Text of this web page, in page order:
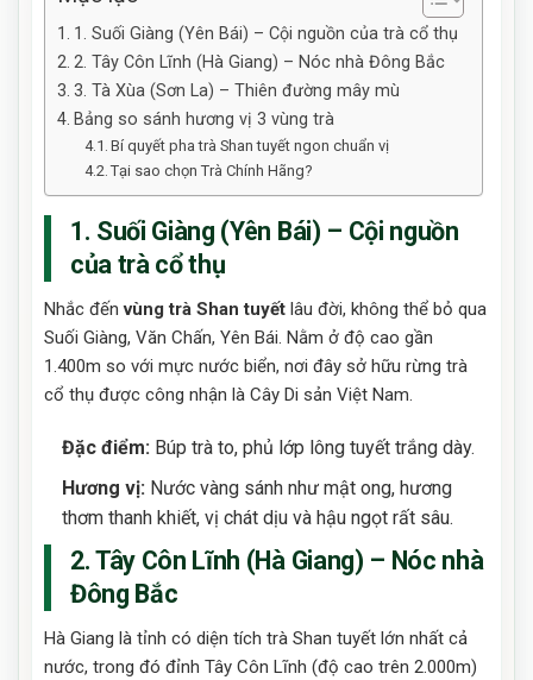
1. Suối Giàng (Yên Bái) – Cội nguồn của trà cổ thụ
2. Tây Côn Lĩnh (Hà Giang) – Nóc nhà Đông Bắc
3. Tà Xùa (Sơn La) – Thiên đường mây mù
Bảng so sánh hương vị 3 vùng trà
Bí quyết pha trà Shan tuyết ngon chuẩn vị
Tại sao chọn Trà Chính Hãng?
1. Suối Giàng (Yên Bái) – Cội nguồn
của trà cổ thụ
Nhắc đếnvùng trà Shan tuyết lâu đời, không thể bỏ qua
Suối Giàng, Văn Chấn, Yên Bái. Nằm ở độ cao gần
1.400m so với mực nước biển, nơi đây sở hữu rừng trà
cổ thụ được công nhận là Cây Di sản Việt Nam.
Đặc điểm: Búp trà to, phủ lớp lông tuyết trắng dày.
Hương vị: Nước vàng sánh như mật ong, hương
thơm thanh khiết, vị chát dịu và hậu ngọt rất sâu.
2. Tây Côn Lĩnh (Hà Giang) – Nóc nhà
Đông Bắc
Hà Giang là tỉnh có diện tích trà Shan tuyết lớn nhất cả
nước, trong đó đỉnh Tây Côn Lĩnh (độ cao trên 2.000m)